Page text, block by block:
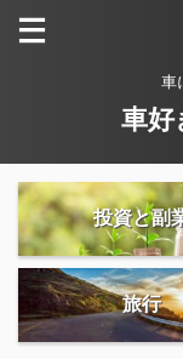
車
車好
投資と副
旅行